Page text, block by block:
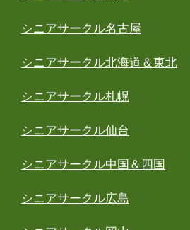
シニアサークル名古屋
シニアサークル北海道＆東北
シニアサークル札幌
シニアサークル仙台
シニアサークル中国＆四国
シニアサークル広島